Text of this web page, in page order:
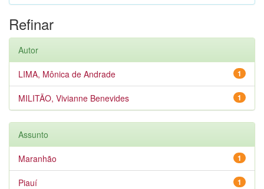
Refinar
Autor
1
LIMA, Mônica de Andrade
1
MILITÃO, Vivianne Benevides
Assunto
1
Maranhão
1
Piauí